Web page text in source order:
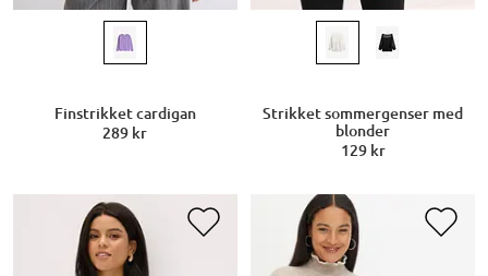
Finstrikket cardigan
289 kr
Strikket sommergenser med
blonder
129 kr